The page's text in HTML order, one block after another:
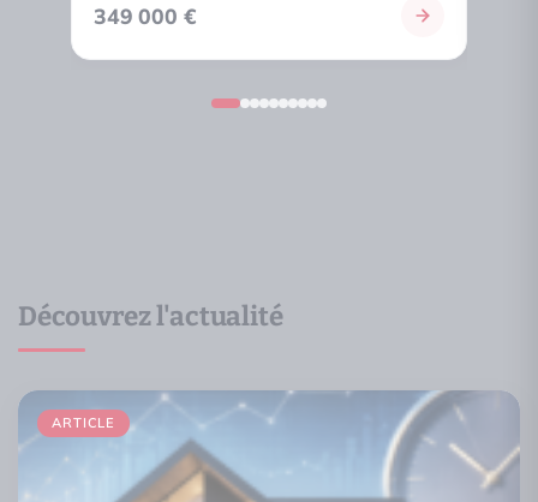
349 000 €
Découvrez l'actualité
ARTICLE